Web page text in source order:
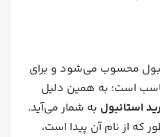
محسوب می‌شود و برای
است؛ به همین دلیل
استانبول به شمار می‌آید.
که از نام آن پیدا است،